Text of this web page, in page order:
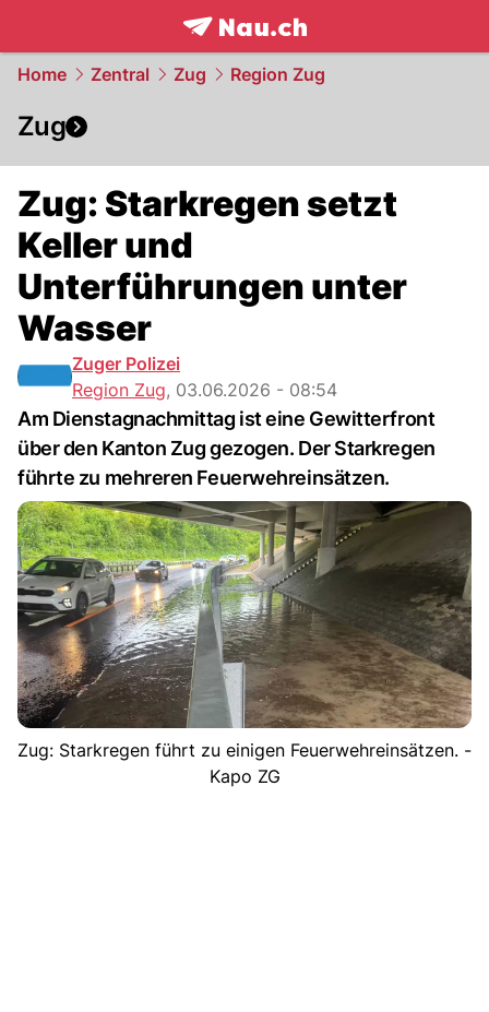
frontpage.NAU.ch
Home Zentral Zug Region Zug
Zug
Zug: Starkregen setzt
Keller und
Unterführungen unter
Wasser
Zuger Polizei
Region Zug, 03.06.2026 - 08:54
Am Dienstagnachmittag ist eine Gewitterfront
über den Kanton Zug gezogen. Der Starkregen
führte zu mehreren Feuerwehreinsätzen.
Zug: Starkregen führt zu einigen Feuerwehreinsätzen. -
Kapo ZG